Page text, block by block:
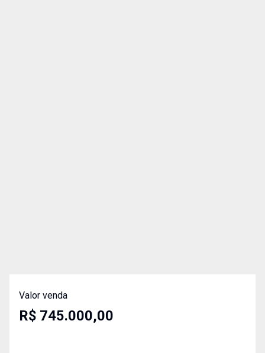
Valor venda
R$ 745.000,00